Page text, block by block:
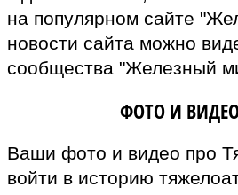
на популярном сайте
новости сайта можно
сообщества "Железный
ФОТО И
Ваши фото и видео про
войти в историю